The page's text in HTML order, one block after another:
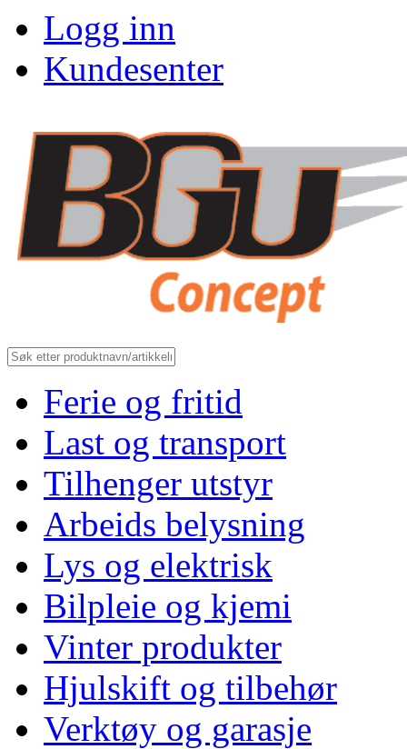
Logg inn
Kundesenter
Ferie og fritid
Last og transport
Tilhenger utstyr
Arbeids belysning
Lys og elektrisk
Bilpleie og kjemi
Vinter produkter
Hjulskift og tilbehør
Verktøy og garasje